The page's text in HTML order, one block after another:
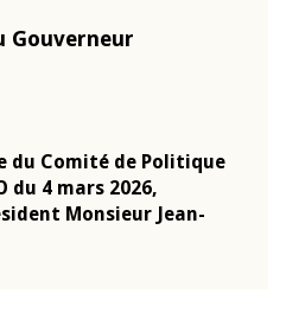
Gouverneur
Comité de Politique
du 4 mars 2026,
Monsieur Jean-